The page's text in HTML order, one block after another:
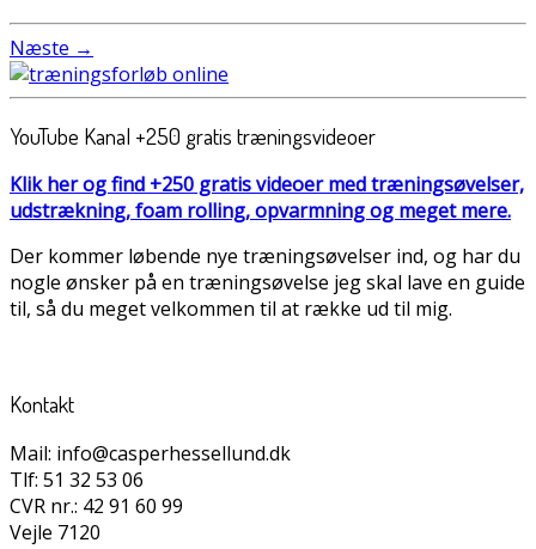
Næste →
YouTube Kanal +250 gratis træningsvideoer
Klik her og find +250 gratis videoer med træningsøvelser,
udstrækning, foam rolling, opvarmning og meget mere.
Der kommer løbende nye træningsøvelser ind, og har du
nogle ønsker på en træningsøvelse jeg skal lave en guide
til, så du meget velkommen til at række ud til mig.
Kontakt
Mail: info@casperhessellund.dk
Tlf: 51 32 53 06
CVR nr.: 42 91 60 99
Vejle 7120